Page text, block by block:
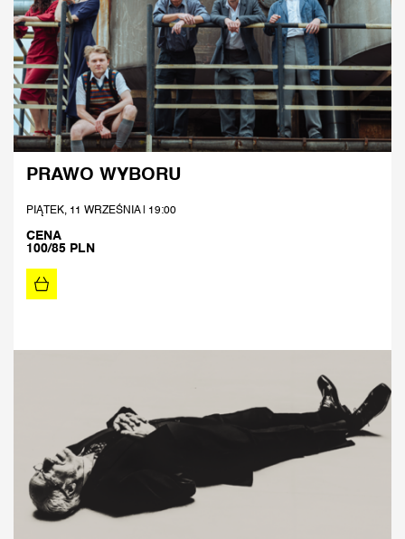
PRAWO WYBORU
PIĄTEK, 11 WRZEŚNIA | 19:00
CENA
100/85 PLN